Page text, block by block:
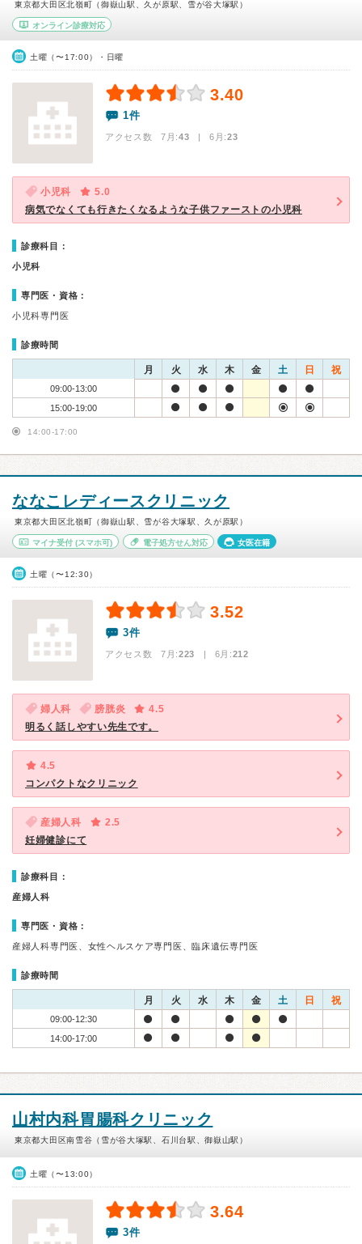
東京都大田区北嶺町（御嶽山駅、久が原駅、雪が谷大塚駅）
オンライン診療対応
土曜（〜17:00）・日曜
3.40
1件
アクセス数 7月:43 | 6月:23
小児科
5.0
病気でなくても行きたくなるような子供ファーストの小児科
診療科目：
小児科
専門医・資格：
小児科専門医
診療時間
月 火 水 木 金 土 日 祝
09:00-13:00
15:00-19:00
14:00-17:00
ななこレディースクリニック
東京都大田区北嶺町（御嶽山駅、雪が谷大塚駅、久が原駅）
マイナ受付 (スマホ可) 電子処方せん対応 女医在籍
土曜（〜12:30）
3.52
3件
アクセス数 7月:223 | 6月:212
婦人科 膀胱炎
4.5
明るく話しやすい先生です。
4.5
コンパクトなクリニック
産婦人科
2.5
妊婦健診にて
診療科目：
産婦人科
専門医・資格：
産婦人科専門医、女性ヘルスケア専門医、臨床遺伝専門医
診療時間
月 火 水 木 金 土 日 祝
09:00-12:30
14:00-17:00
山村内科胃腸科クリニック
東京都大田区南雪谷（雪が谷大塚駅、石川台駅、御嶽山駅）
土曜（〜13:00）
3.64
3件